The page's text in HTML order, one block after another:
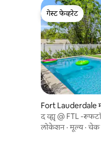
गेस्ट फेव्हरेट
गेस्ट फेव्हरेट
Fort Lauderdale
द व्ह्यू @ FTL -
लोकेशन ·मूल्य·चेक